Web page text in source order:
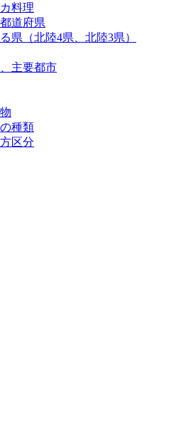
料理
道府県
県（北陸4県、北陸3県）
主要都市
種類
区分